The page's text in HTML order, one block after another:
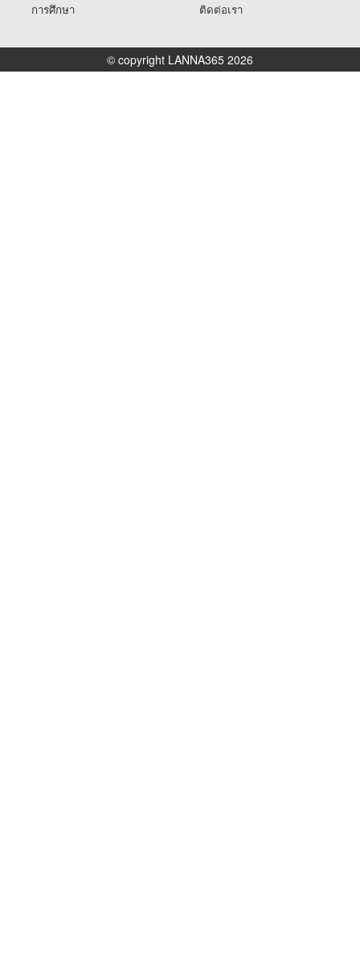
การศึกษา
ติดต่อเรา
© copyright LANNA365 2026